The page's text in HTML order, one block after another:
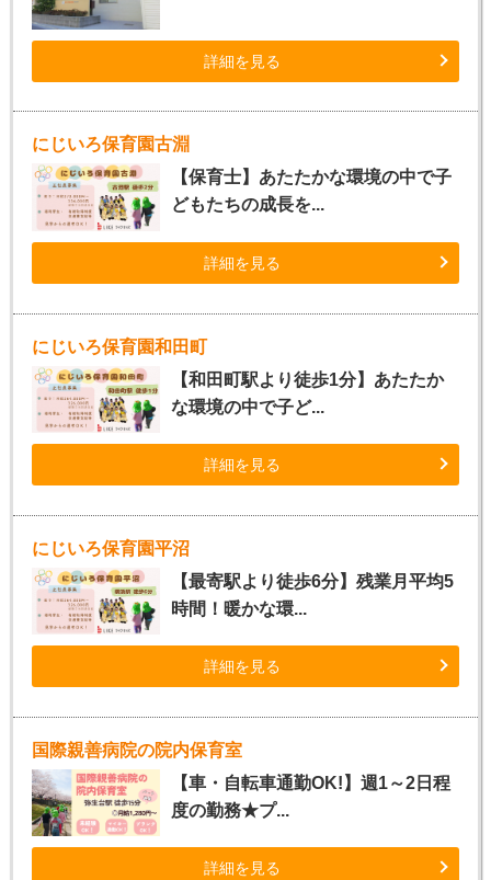
詳細を見る
にじいろ保育園古淵
【保育士】あたたかな環境の中で子
どもたちの成長を...
詳細を見る
にじいろ保育園和田町
【和田町駅より徒歩1分】あたたか
な環境の中で子ど...
詳細を見る
にじいろ保育園平沼
【最寄駅より徒歩6分】残業月平均5
時間！暖かな環...
詳細を見る
国際親善病院の院内保育室
【車・自転車通勤OK!】週1～2日程
度の勤務★プ...
詳細を見る